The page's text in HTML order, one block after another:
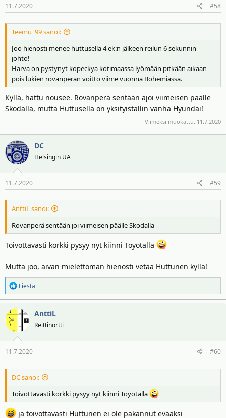
11.7.2020 #58
Teemu_99 sanoi:
Joo hienosti menee huttusella 4 ek:n jälkeen reilun 6 sekunnin
johto!
Harva on pystynyt kopeckya kotimaassa lyömään pitkään aikaan
pois lukien rovanperän voitto viime vuonna Bohemiassa.
Kyllä, hattu nousee. Rovanperä sentään ajoi viimeisen päälle
Skodalla, mutta Huttusella on yksityistallin vanha Hyundai!
Viimeksi muokattu: 11.7.2020
DC
Helsingin UA
11.7.2020 #59
AnttiL sanoi:
Rovanperä sentään joi viimeisen päälle Skodalla
Toivottavasti korkki pysyy nyt kiinni Toyotalla
Mutta joo, aivan mielettömän hienosti vetää Huttunen kyllä!
R
e
a
k
o
t
Fiesta
AnttiL
Reittinörtti
11.7.2020 #60
DC sanoi:
Toivottavasti korkki pysyy nyt kiinni Toyotalla
ja toivottavasti Huttunen ei ole pakannut evääksi